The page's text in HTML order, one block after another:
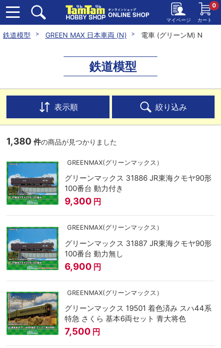
マイページ カート
0
鉄道模型 GREEN MAX 日本車両 (N) 電車 (グリーンM) N
鉄道模型
表示順 絞り込み
1,380 件の商品が見つかりました
GREENMAX(グリーンマックス）
グリーンマックス 31886 JR東海クモヤ90形
100番台 動力付き
9,300 円
GREENMAX(グリーンマックス）
グリーンマックス 31887 JR東海クモヤ90形
100番台 動力無し
6,900 円
GREENMAX(グリーンマックス）
グリーンマックス 19501 着色済み スハ44系
特急 さくら 基本6両セット 青大将色
7,500 円